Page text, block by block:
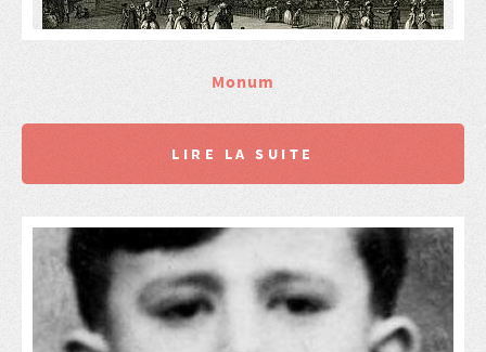
Monum
LIRE LA SUITE